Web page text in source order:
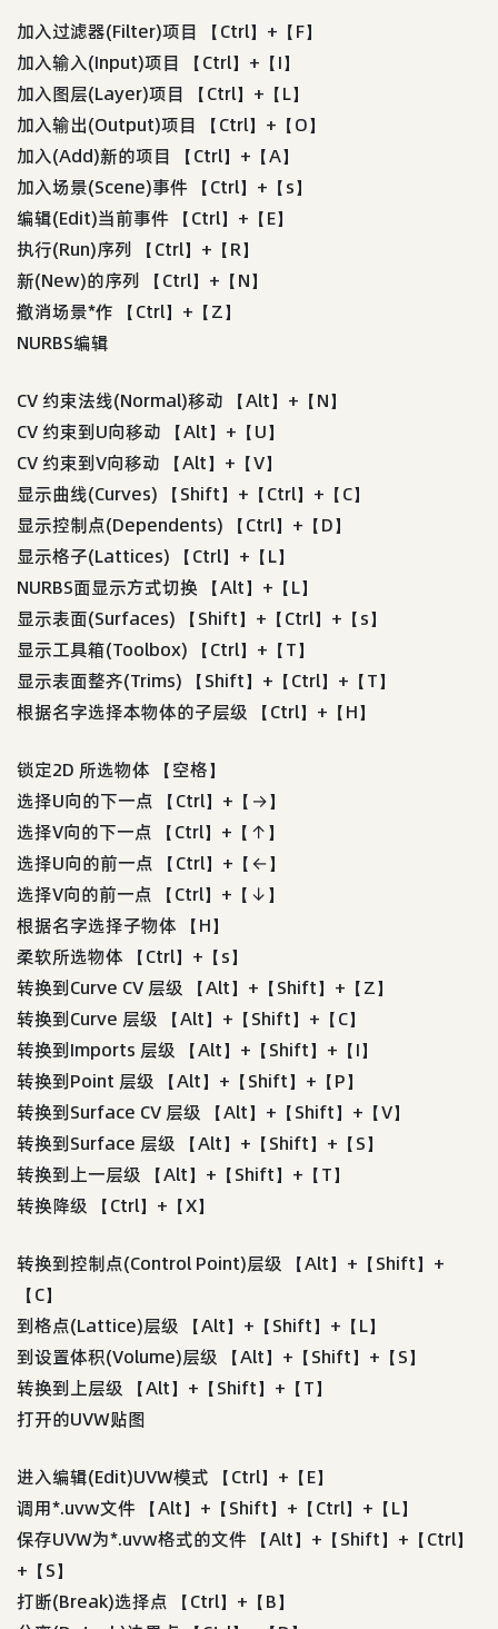
加入过滤器(Filter)项目 【Ctrl】+【F】
加入输入(Input)项目 【Ctrl】+【I】
加入图层(Layer)项目 【Ctrl】+【L】
加入输出(Output)项目 【Ctrl】+【O】
加入(Add)新的项目 【Ctrl】+【A】
加入场景(Scene)事件 【Ctrl】+【s】
编辑(Edit)当前事件 【Ctrl】+【E】
执行(Run)序列 【Ctrl】+【R】
新(New)的序列 【Ctrl】+【N】
撤消场景*作 【Ctrl】+【Z】
NURBS编辑
CV 约束法线(Normal)移动 【Alt】+【N】
CV 约束到U向移动 【Alt】+【U】
CV 约束到V向移动 【Alt】+【V】
显示曲线(Curves) 【Shift】+【Ctrl】+【C】
显示控制点(Dependents) 【Ctrl】+【D】
显示格子(Lattices) 【Ctrl】+【L】
NURBS面显示方式切换 【Alt】+【L】
显示表面(Surfaces) 【Shift】+【Ctrl】+【s】
显示工具箱(Toolbox) 【Ctrl】+【T】
显示表面整齐(Trims) 【Shift】+【Ctrl】+【T】
根据名字选择本物体的子层级 【Ctrl】+【H】
锁定2D 所选物体 【空格】
选择U向的下一点 【Ctrl】+【→】
选择V向的下一点 【Ctrl】+【↑】
选择U向的前一点 【Ctrl】+【←】
选择V向的前一点 【Ctrl】+【↓】
根据名字选择子物体 【H】
柔软所选物体 【Ctrl】+【s】
转换到Curve CV 层级 【Alt】+【Shift】+【Z】
转换到Curve 层级 【Alt】+【Shift】+【C】
转换到Imports 层级 【Alt】+【Shift】+【I】
转换到Point 层级 【Alt】+【Shift】+【P】
转换到Surface CV 层级 【Alt】+【Shift】+【V】
转换到Surface 层级 【Alt】+【Shift】+【S】
转换到上一层级 【Alt】+【Shift】+【T】
转换降级 【Ctrl】+【X】
转换到控制点(Control Point)层级 【Alt】+【Shift】+
【C】
到格点(Lattice)层级 【Alt】+【Shift】+【L】
到设置体积(Volume)层级 【Alt】+【Shift】+【S】
转换到上层级 【Alt】+【Shift】+【T】
打开的UVW贴图
进入编辑(Edit)UVW模式 【Ctrl】+【E】
调用*.uvw文件 【Alt】+【Shift】+【Ctrl】+【L】
保存UVW为*.uvw格式的文件 【Alt】+【Shift】+【Ctrl】
+【S】
打断(Break)选择点 【Ctrl】+【B】